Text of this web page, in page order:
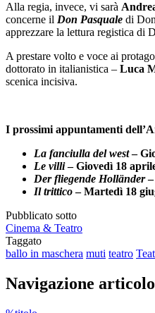
Alla regia, invece, vi sarà
concerne il Don Pasquale di
apprezzare la lettura registica di
A prestare volto e voce ai
dottorato in italianistica – Luca
scenica incisiva.
I prossimi appuntamenti
La fanciulla del west–
Le villi– Giovedì 18
Der fliegende Holländer–
Il trittico– Martedì 18
Pubblicato sotto
Cinema & Teatro
Taggato
ballo in maschera muti teatro
Navigazione articolo